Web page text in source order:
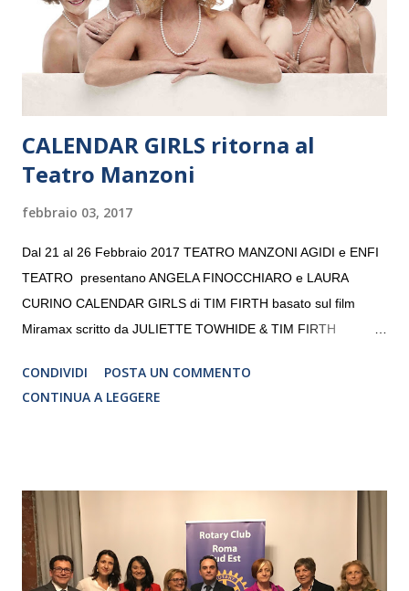
volta. L’orchestra, fondata nel 2008 da Kristjan Järvi (affiancato
da un prestigioso consiglio di consulent...
CALENDAR GIRLS ritorna al
Teatro Manzoni
febbraio 03, 2017
Dal 21 al 26 Febbraio 2017 TEATRO MANZONI AGIDI e ENFI
TEATRO presentano ANGELA FINOCCHIARO e LAURA
CURINO CALENDAR GIRLS di TIM FIRTH basato sul film
Miramax scritto da JULIETTE TOWHIDE & TIM FIRTH
CRISTINA PEZZOLI
CONDIVIDI
POSTA UN COMMENTO
CONTINUA A LEGGERE